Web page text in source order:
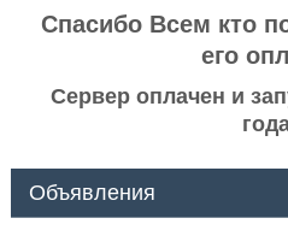
Спасибо Всем кто
его
Сервер оплачен и
Объявления